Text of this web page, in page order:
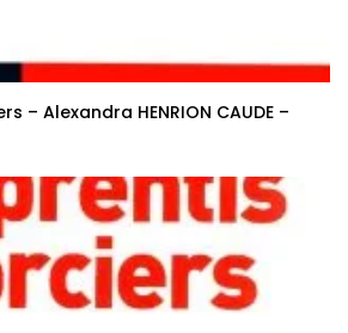
– Alexandra HENRION CAUDE –